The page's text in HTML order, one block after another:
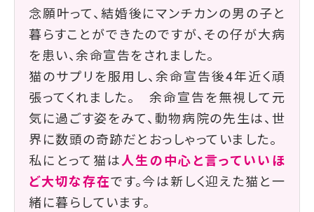
念願叶って、結婚後にマンチカンの男の子と
暮らすことができたのですが、その仔が大病
を患い、余命宣告をされました。
猫のサプリを服用し、余命宣告後4年近く頑
張ってくれました。 余命宣告を無視して元
気に過ごす姿をみて、動物病院の先生は、世
界に数頭の奇跡だとおっしゃっていました。
私にとって猫は人生の中心と言っていいほ
ど大切な存在です。今は新しく迎えた猫と一
緒に暮らしています。